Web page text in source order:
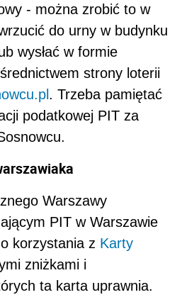
- można zrobić to w
do urny w budynku
wysłać w formie
strony loterii
. Trzeba pamiętać
podatkowej PIT za
Warszawy
PIT w Warszawie
korzystania z Karty
zniżkami i
ta karta uprawnia.